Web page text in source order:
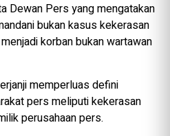
Dewan Pers yang mengatakan
bukan kasus kekerasan
korban bukan wartawan
memperluas defini
pers meliputi kekerasan
perusahaan pers.